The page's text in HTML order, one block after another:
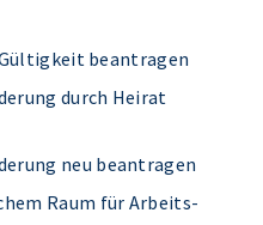
beantragen
durch Heirat
neu beantragen
Raum für Arbeits-